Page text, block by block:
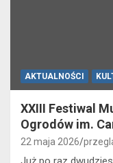
AKTUALNOŚCI
XXIII Festiwal
Ogrodów im.
22 maja 2026